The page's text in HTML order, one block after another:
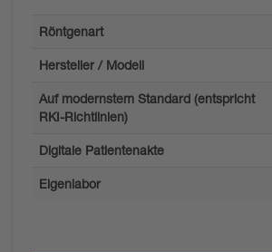
Röntgenart
Hersteller / Modell
Auf modernstem Standard (entspricht
RKI-Richtlinien)
Digitale Patientenakte
Eigenlabor